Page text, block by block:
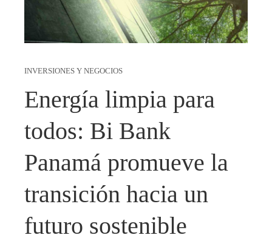
INVERSIONES Y NEGOCIOS
Energía limpia para
todos: Bi Bank
Panamá promueve la
transición hacia un
futuro sostenible